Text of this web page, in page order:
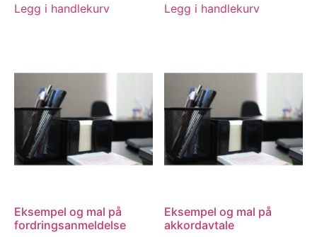
Legg i handlekurv Legg i handlekurv
Eksempel og mal på
fordringsanmeldelse
Eksempel og mal på
akkordavtale